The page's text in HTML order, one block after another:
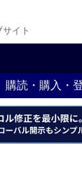
イト
購読・購入・